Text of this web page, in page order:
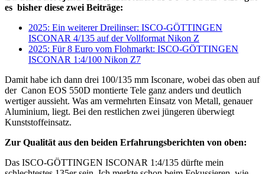
es bisher diese zwei Beiträge:
2025: Ein weiterer Dreilinser: ISCO-GÖTTINGEN
ISCONAR 4/135 auf der Vollformat Nikon Z
2025: Für 8 Euro vom Flohmarkt: ISCO-GÖTTINGEN
ISCONAR 1:4/100 Nikon Z7
Damit habe ich dann drei 100/135 mm Isconare, wobei das oben auf
der Canon EOS 550D montierte Tele ganz anders und deutlich
wertiger aussieht. Was am vermehrten Einsatz von Metall, genauer
Aluminium, liegt. Bei den restlichen zwei jüngeren überwiegt
Kunststoffeinsatz.
Zur Qualität aus den beiden Erfahrungsberichten von oben:
Das ISCO-GÖTTINGEN ISCONAR 1:4/135 dürfte mein